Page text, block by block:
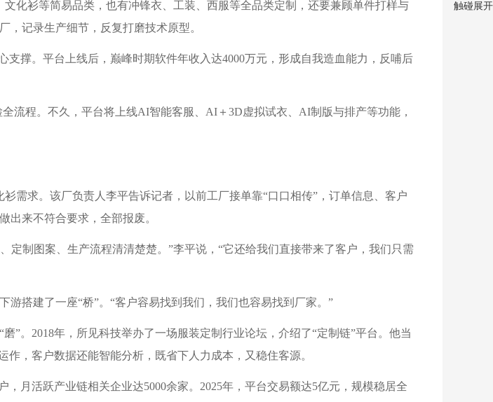
化衫等简易品类，也有冲锋衣、工装、西服等全品类定制，还要兼顾单件打样与
，记录生产细节，反复打磨技术原型。
撑。平台上线后，巅峰时期软件年收入达4000万元，形成自我造血能力，反哺后
流程。不久，平台将上线AI智能客服、AI＋3D虚拟试衣、AI制版与排产等功能，
需求。该厂负责人李平告诉记者，以前工厂接单靠“口口相传”，订单信息、客户
出来不符合要求，全部报废。
定制图案、生产流程清清楚楚。”李平说，“它还给我们直接带来了客户，我们只需
搭建了一座“桥”。“客户容易找到我们，我们也容易找到厂家。”
”。2018年，所见科技举办了一场服装定制行业论坛，介绍了“定制链”平台。他当
，客户数据还能智能分析，既省下人力成本，又稳住客源。
月活跃产业链相关企业达5000余家。2025年，平台交易额达5亿元，规模稳居全
触碰展开